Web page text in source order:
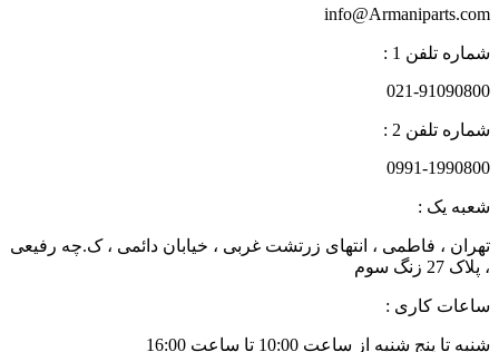
info@Armaniparts.com
شماره تلفن 1 :
021-91090800
شماره تلفن 2 :
0991-1990800
شعبه یک :
تهران ، فاطمی ، انتهای زرتشت غربی ، خیابان دائمی ، ک.چه رفیعی
، پلاک 27 زنگ سوم
ساعات کاری :
شنبه تا پنج شنبه از ساعت 10:00 تا ساعت 16:00